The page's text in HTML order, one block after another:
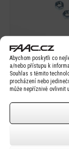
Abychom poskytli co
a/nebo přístupu k
Souhlas s těmito
procházení nebo
může nepříznivě ovlivnit